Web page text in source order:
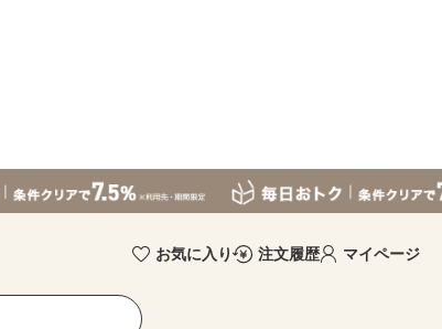
お気に入り 注文履歴 マイページ